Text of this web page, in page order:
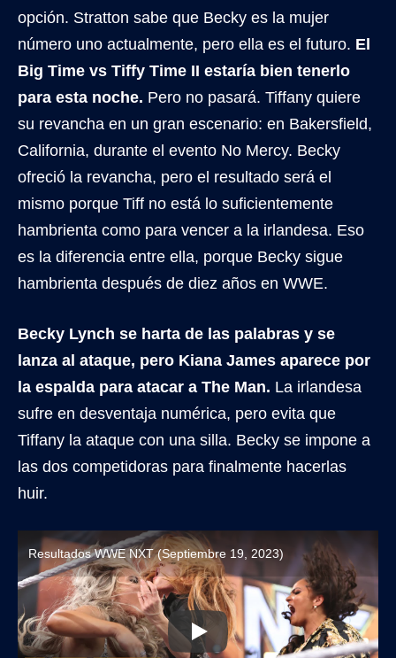
opción. Stratton sabe que Becky es la mujer
número uno actualmente, pero ella es el futuro. El
Big Time vs Tiffy Time II estaría bien tenerlo
para esta noche. Pero no pasará. Tiffany quiere
su revancha en un gran escenario: en Bakersfield,
California, durante el evento No Mercy. Becky
ofreció la revancha, pero el resultado será el
mismo porque Tiff no está lo suficientemente
hambrienta como para vencer a la irlandesa. Eso
es la diferencia entre ella, porque Becky sigue
hambrienta después de diez años en WWE.
Becky Lynch se harta de las palabras y se
lanza al ataque, pero Kiana James aparece por
la espalda para atacar a The Man. La irlandesa
sufre en desventaja numérica, pero evita que
Tiffany la ataque con una silla. Becky se impone a
las dos competidoras para finalmente hacerlas
huir.
Resultados WWE NXT (Septiembre 19, 2023)